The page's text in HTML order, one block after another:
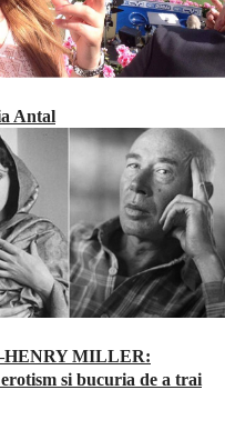
Antal
MILLER:
si bucuria de a trai